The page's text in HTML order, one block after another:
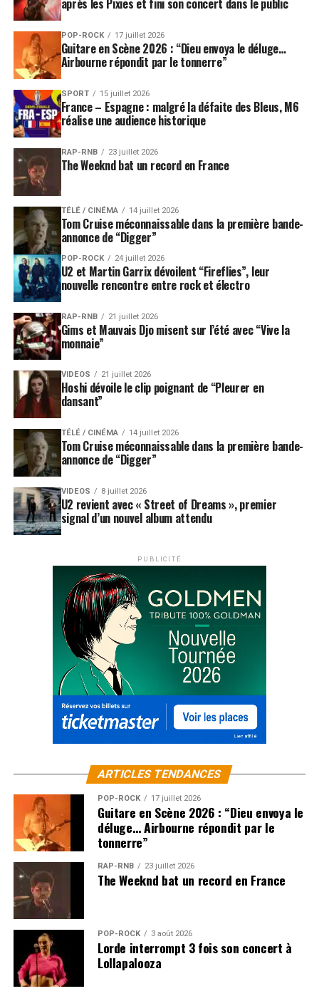
POP-ROCK 17 juillet 2026
Guitare en Scène 2026 : “Dieu envoya le déluge…
Airbourne répondit par le tonnerre”
SPORT 15 juillet 2026
France – Espagne : malgré la défaite des Bleus, M6
réalise une audience historique
RAP-RNB 23 juillet 2026
The Weeknd bat un record en France
TÉLÉ / CINÉMA 14 juillet 2026
Tom Cruise méconnaissable dans la première bande-
annonce de “Digger”
POP-ROCK 24 juillet 2026
U2 et Martin Garrix dévoilent “Fireflies”, leur
nouvelle rencontre entre rock et électro
RAP-RNB 21 juillet 2026
Gims et Mauvais Djo misent sur l’été avec “Vive la
monnaie”
VIDEOS 21 juillet 2026
Hoshi dévoile le clip poignant de “Pleurer en
dansant”
TÉLÉ / CINÉMA 14 juillet 2026
Tom Cruise méconnaissable dans la première bande-
annonce de “Digger”
VIDEOS 8 juillet 2026
U2 revient avec « Street of Dreams », premier
signal d’un nouvel album attendu
PUBLICITÉ
ARTICLES TENDANCES
POP-ROCK 17 juillet 2026
Guitare en Scène 2026 : “Dieu envoya le
déluge… Airbourne répondit par le
tonnerre”
RAP-RNB 23 juillet 2026
The Weeknd bat un record en France
POP-ROCK 3 août 2026
Lorde interrompt 3 fois son concert à
Lollapalooza